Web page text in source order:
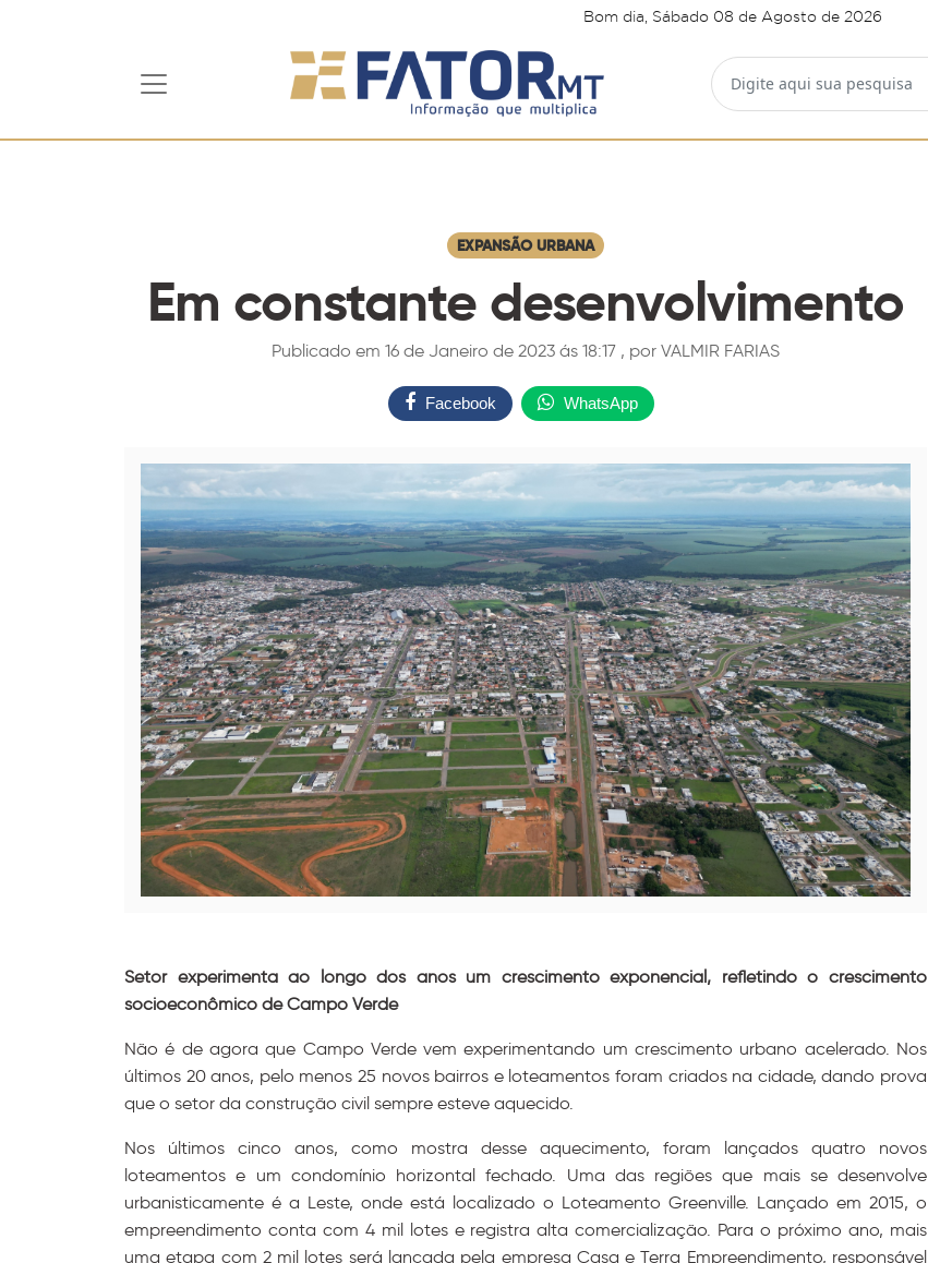
Bom dia, Sábado 08 de Agosto de 2026
EXPANSÃO URBANA
Em constante desenvolvimento
Publicado em 16 de Janeiro de 2023 ás 18:17 , por VALMIR FARIAS
Facebook WhatsApp
Setor experimenta ao longo dos anos um crescimento exponencial, refletindo o crescimento
socioeconômico de Campo Verde
Não é de agora que Campo Verde vem experimentando um crescimento urbano acelerado. Nos
últimos 20 anos, pelo menos 25 novos bairros e loteamentos foram criados na cidade, dando prova
que o setor da construção civil sempre esteve aquecido.
Nos últimos cinco anos, como mostra desse aquecimento, foram lançados quatro novos
loteamentos e um condomínio horizontal fechado. Uma das regiões que mais se desenvolve
urbanisticamente é a Leste, onde está localizado o Loteamento Greenville. Lançado em 2015, o
empreendimento conta com 4 mil lotes e registra alta comercialização. Para o próximo ano, mais
uma etapa com 2 mil lotes será lançada pela empresa Casa e Terra Empreendimento, responsável